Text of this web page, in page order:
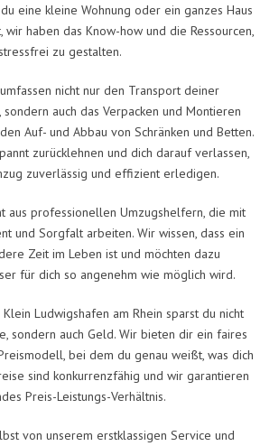
eine kleine Wohnung oder ein ganzes Haus
wir haben das Know-how und die Ressourcen,
zu gestalten.
nicht nur den Transport deiner
auch das Verpacken und Montieren
Auf- und Abbau von Schränken und Betten.
zurücklehnen und dich darauf verlassen,
zuverlässig und effizient erledigen.
aus professionellen Umzugshelfern, die mit
und Sorgfalt arbeiten. Wir wissen, dass ein
Zeit im Leben ist und möchten dazu
für dich so angenehm wie möglich wird.
Ludwigshafen am Rhein sparst du nicht
sondern auch Geld. Wir bieten dir ein faires
bei dem du genau weißt, was dich
sind konkurrenzfähig und wir garantieren
Preis-Leistungs-Verhältnis.
von unserem erstklassigen Service und